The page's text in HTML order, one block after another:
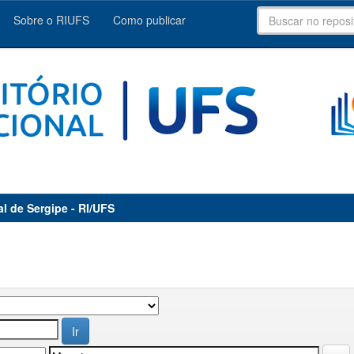
Sobre o RIUFS Como publicar
de Sergipe - RI/UFS